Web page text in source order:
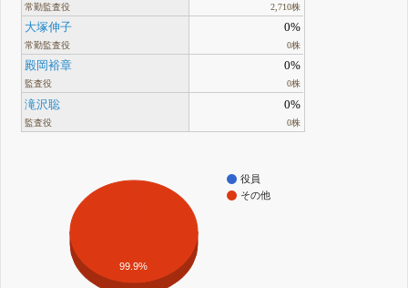
常勤監査役 2,710株
大塚伸子
常勤監査役
0%
0株
殿岡裕章
監査役
0%
0株
滝沢聡
監査役
0%
0株
役員
その他
99.9%